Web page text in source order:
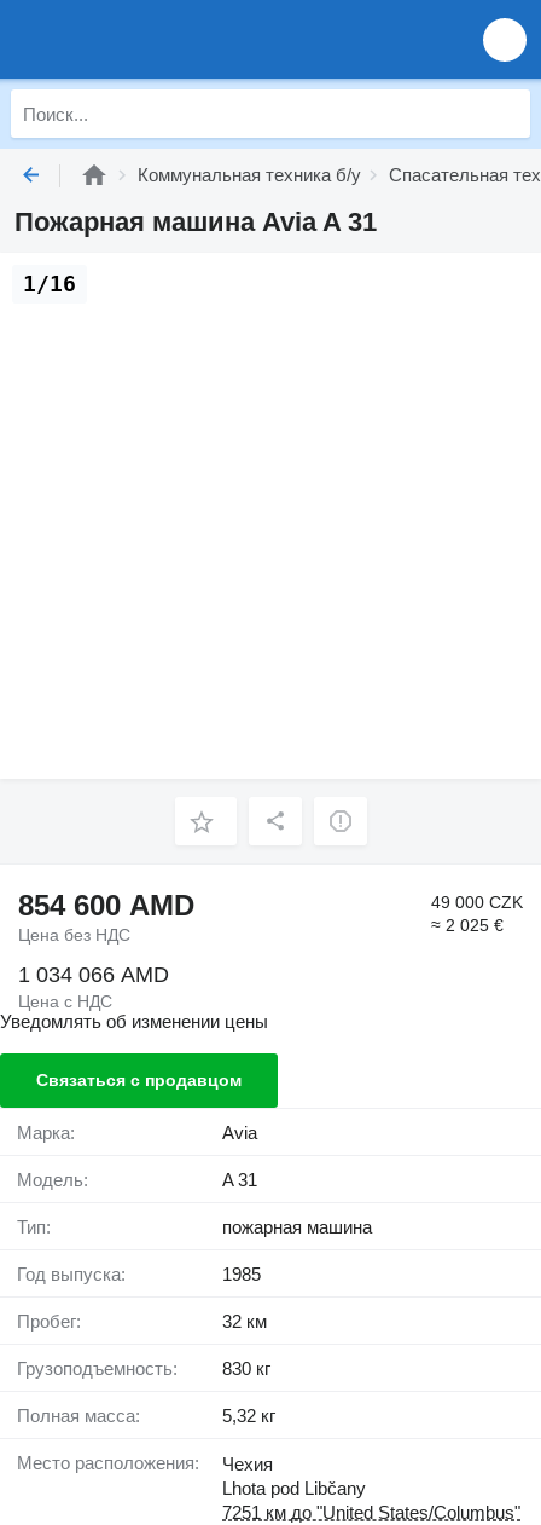
Коммунальная техника б/у Спасательная
Пожарная машина Avia A 31
1/16
854 600 AMD
Цена без НДС
49 000 CZK
≈ 2 025 €
1 034 066 AMD
Цена с НДС
Уведомлять об изменении цены
Связаться с продавцом
Марка: Avia
Модель: A 31
Тип: пожарная машина
Год выпуска: 1985
Пробег: 32 км
Грузоподъемность: 830 кг
Полная масса: 5,32 кг
Место расположения:
Чехия
Lhota pod Libčany
7251 км до "United States/Columbus"